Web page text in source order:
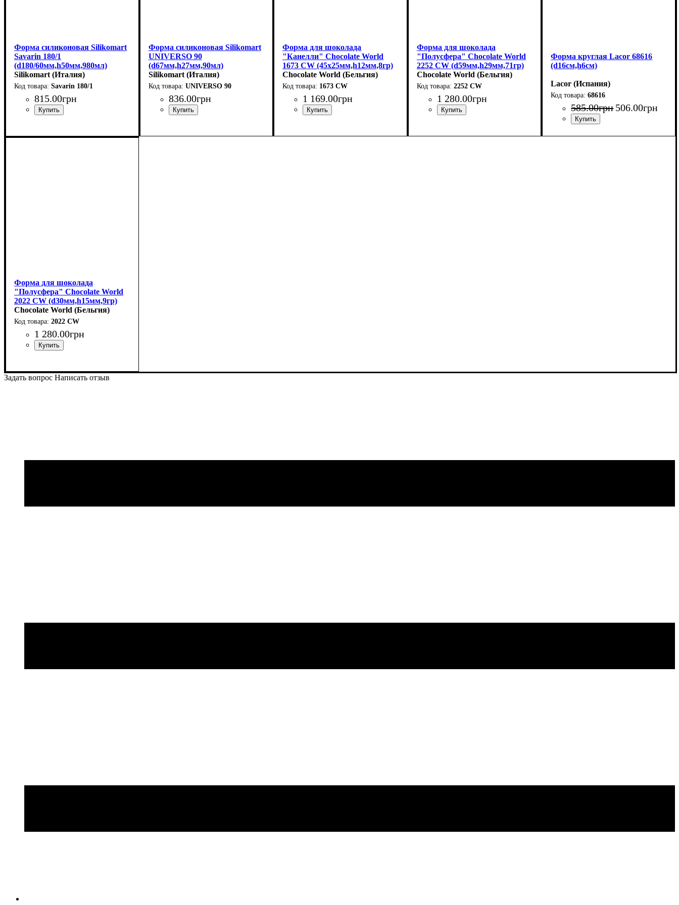
Форма силиконовая Silikomart
Savarin 180/1
(d180/60мм,h50мм,980мл)
Silikomart (Италия)
Savarin 180/1
815.00грн
Форма силиконовая Silikomart
UNIVERSO 90
(d67мм,h27мм,90мл)
Silikomart (Италия)
UNIVERSO 90
836.00грн
Форма для шоколада
"Канелли" Chocolate World
1673 CW (45x25мм,h12мм,8гр)
Chocolate World (Бельгия)
1673 CW
1 169.00грн
Форма для шоколада
"Полусфера" Chocolate World
2252 CW (d59мм,h29мм,71гр)
Chocolate World (Бельгия)
2252 CW
1 280.00грн
Форма круглая Lacor 68616
(d16см,h6см)
Lacor (Испания)
68616
585.00грн 506.00грн
Форма для шоколада
"Полусфера" Chocolate World
2022 CW (d30мм,h15мм,9гр)
Chocolate World (Бельгия)
2022 CW
1 280.00грн
Задать вопрос Написать отзыв